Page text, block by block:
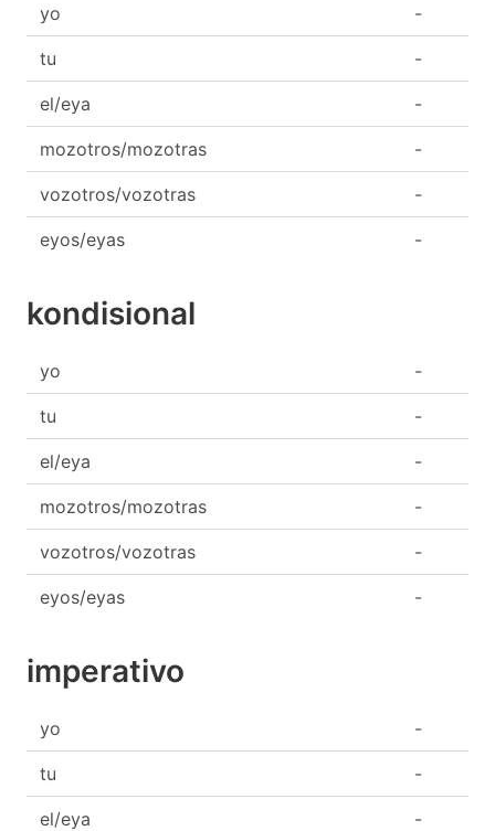
yo -
tu -
el/eya -
mozotros/mozotras -
vozotros/vozotras -
eyos/eyas -
kondisional
yo -
tu -
el/eya -
mozotros/mozotras -
vozotros/vozotras -
eyos/eyas -
imperativo
yo -
tu -
el/eya -